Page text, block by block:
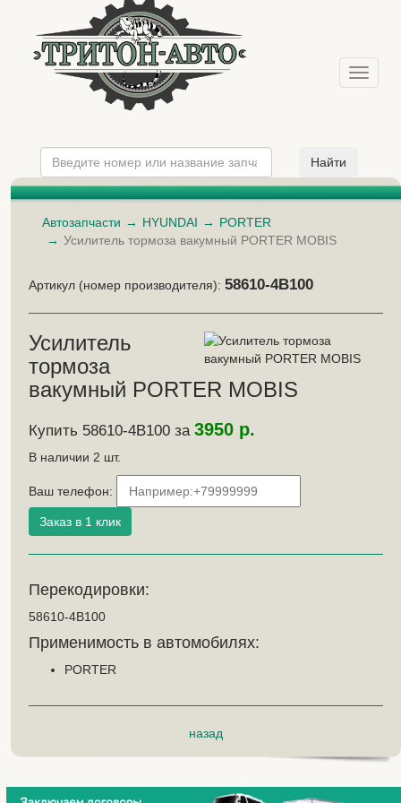
Меню
Автозапчасти HYUNDAI
PORTER
Усилитель тормоза вакумный PORTER MOBIS
Артикул (номер производителя): 58610-4B100
Усилитель
тормоза
вакумный PORTER MOBIS
Купить 58610-4B100 за 3950 р.
В наличии 2 шт.
Ваш телефон:
Перекодировки:
58610-4B100
Применимость в автомобилях:
PORTER
назад